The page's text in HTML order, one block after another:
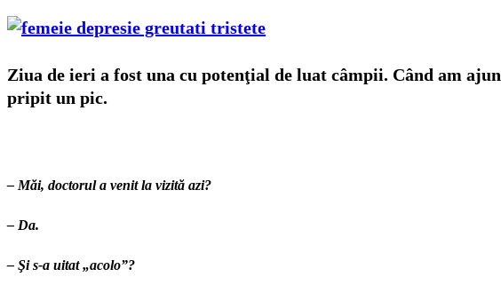
Ziua de ieri a fost una cu potenţial de luat câmpii. Când am
pripit un pic.
– Măi, doctorul a venit la vizită azi?
– Da.
– Şi s-a uitat „acolo”?